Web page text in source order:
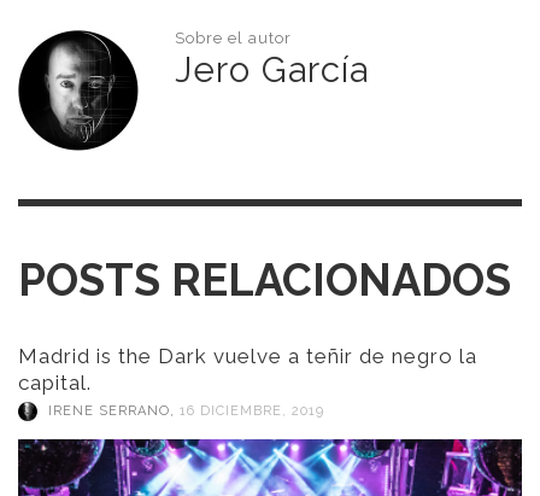
Sobre el autor
Jero García
POSTS RELACIONADOS
Madrid is the Dark vuelve a teñir de negro la
capital.
IRENE SERRANO, 16 DICIEMBRE, 2019